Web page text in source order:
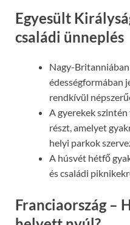
Egyesült
családi ünneplés
Nagy-
édességformában
rendkívül
A gyerekek
részt, amelyet
helyi parkok
A húsvét hétfő
és családi
Franciaország –